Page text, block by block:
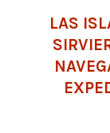
LAS